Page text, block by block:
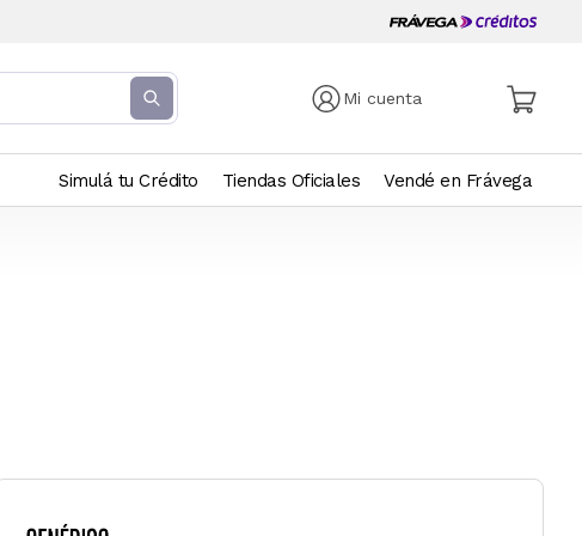
Mi cuenta
Simulá tu Crédito Tiendas Oficiales Vendé en Frávega